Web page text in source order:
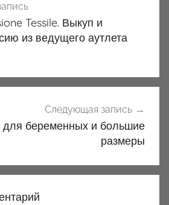
Tessile. Выкуп и
из ведущего аутлета
Следующая запись
беременных и большие
размеры